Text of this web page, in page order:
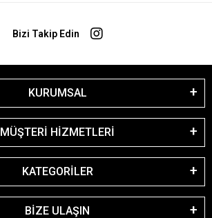
Bizi Takip Edin
KURUMSAL
MÜŞTERİ HİZMETLERİ
KATEGORİLER
BİZE ULAŞIN